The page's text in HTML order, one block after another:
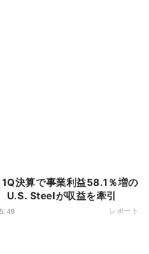
1Q決算で事業利益58.1％増の
Steelが収益を牽引
レポート